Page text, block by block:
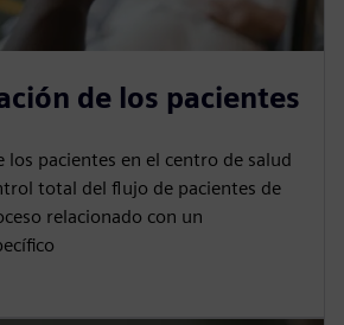
de los pacientes
los pacientes en el centro de salud
total del flujo de pacientes de
relacionado con un